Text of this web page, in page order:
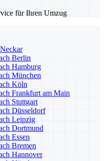
für Ihren Umzug
Berlin
Hamburg
München
Köln
Frankfurt am Main
Stuttgart
Düsseldorf
Leipzig
Dortmund
Essen
Bremen
Hannover